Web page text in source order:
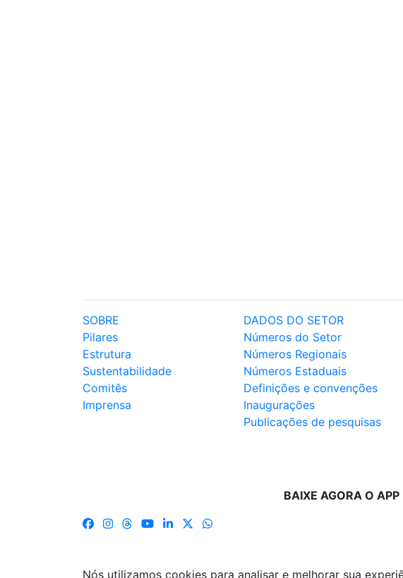
SOBRE
Pilares
Estrutura
Sustentabilidade
Comitês
Imprensa
DADOS DO SETOR
Números do Setor
Números Regionais
Números Estaduais
Definições e convenções
Inaugurações
Publicações de pesquisas
BAIXE AGORA O
Nós utilizamos cookies para analisar e melhorar sua